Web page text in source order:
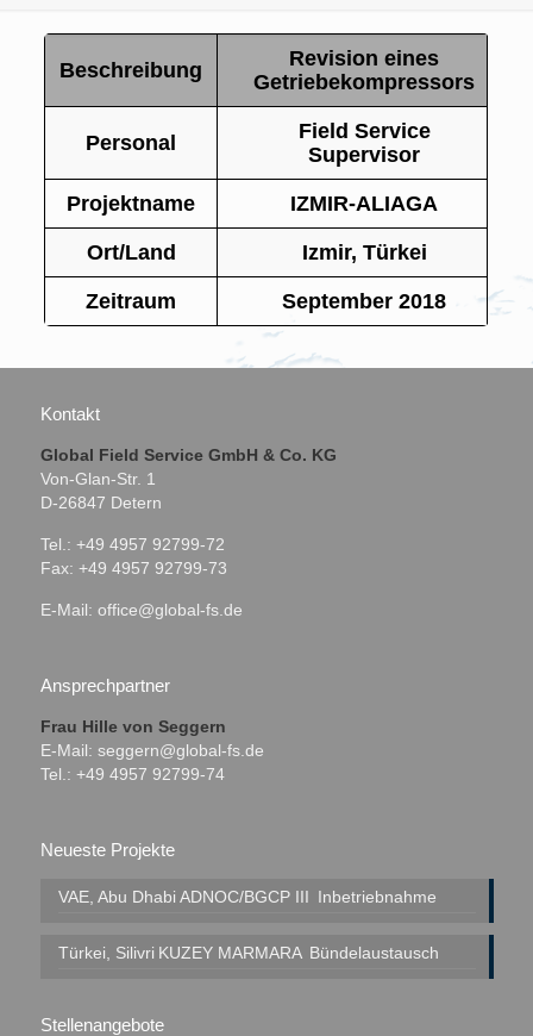
Beschreibung
Revision eines
Getriebekompressors
Personal
Field Service
Supervisor
Projektname IZMIR-ALIAGA
Ort/Land Izmir, Türkei
Zeitraum September 2018
Kontakt
Global Field Service GmbH & Co. KG
Von-Glan-Str. 1
D-26847 Detern
Tel.: +49 4957 92799-72
Fax: +49 4957 92799-73
E-Mail: office@global-fs.de
Ansprechpartner
Frau Hille von Seggern
E-Mail: seggern@global-fs.de
Tel.: +49 4957 92799-74
Neueste Projekte
VAE, Abu Dhabi ADNOC/BGCP III Inbetriebnahme
Türkei, Silivri KUZEY MARMARA Bündelaustausch
Stellenangebote